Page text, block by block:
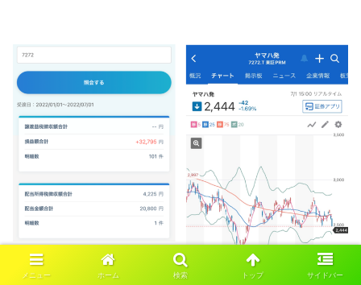
メニュー ホーム 検索 トップ サイドバー